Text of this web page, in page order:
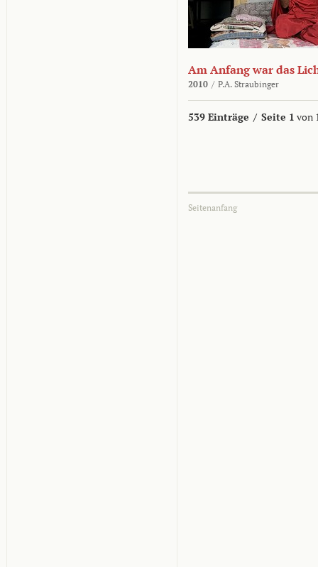
Am Anfang war das
2010 / P.A. Straubinger
539 Einträge / Seite 1 von
Seitenanfang